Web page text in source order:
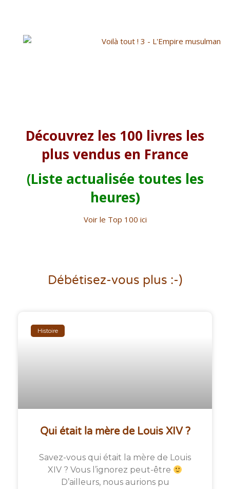
Découvrez les 100 livres les
plus vendus en France
(Liste actualisée toutes les
heures)
Voir le Top 100 ici
Débétisez-vous plus :-)
Histoire
Qui était la mère de Louis XIV ?
Savez-vous qui était la mère de Louis
XIV ? Vous l’ignorez peut-être
D’ailleurs, nous aurions pu